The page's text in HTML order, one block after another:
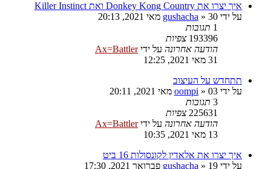
איך יצרו את Donkey Kong Country ואת Killer Instinct
על ידי
gushacha » 30 מאי 2021, 20:13
1 תגובות
193396 צפיות
הודעה אחרונה על ידיAx=Battler
31 מאי 2021, 12:25
תתחדש על העיצוב
על ידי
oompi » 03 מאי 2021, 20:11
3 תגובות
225631 צפיות
הודעה אחרונה על ידיAx=Battler
13 מאי 2021, 10:35
איך יצרו את אלאדין לקונסולות 16 ביט
על ידי
gushacha » 19 פברואר 2021, 17:30